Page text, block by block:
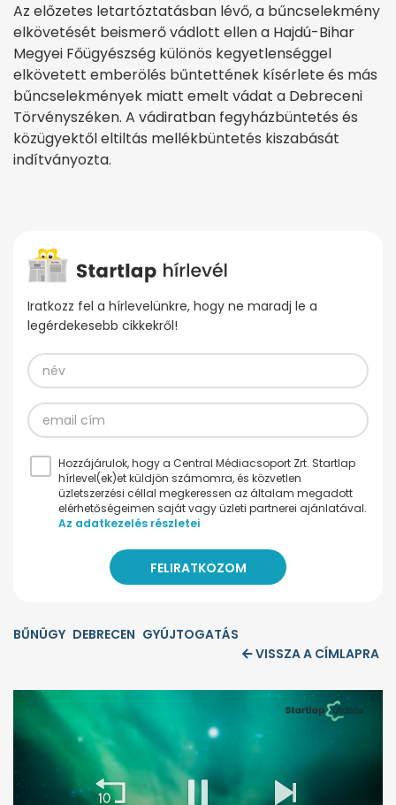
Az előzetes letartóztatásban lévő, a bűncselekmény
elkövetését beismerő vádlott ellen a Hajdú-Bihar
Megyei Főügyészség különös kegyetlenséggel
elkövetett emberölés bűntettének kísérlete és más
bűncselekmények miatt emelt vádat a Debreceni
Törvényszéken. A vádiratban fegyházbüntetés és
közügyektől eltiltás mellékbüntetés kiszabását
indítványozta.
Iratkozz fel a hírlevelünkre, hogy ne maradj le a
legérdekesebb cikkekről!
Hozzájárulok, hogy a Central Médiacsoport Zrt. Startlap
hírlevel(ek)et küldjön számomra, és közvetlen
üzletszerzési céllal megkeressen az általam megadott
elérhetőségeimen saját vagy üzleti partnerei ajánlatával.
Az adatkezelés részletei
BŰNÜGY DEBRECEN GYÚJTOGATÁS
VISSZA A CÍMLAPRA